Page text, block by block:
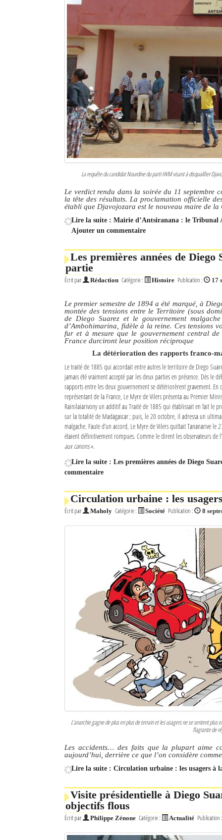
La requête du candidat Nourdine du parti HVM visant à disqualifier
Le verdict rendu dans la soirée du 11
la tête des résultats. La proclamation officielle
établi que Djavojozara est le nouveau maire de
Lire la suite : Mairie d’Antsiranana : le Tribunal
Ajouter un commentaire
Les premières années de Diego
partie
Écrit par Rédaction Catégorie : Histoire Publication : 17
Le premier semestre de 1894 a été marqué, à
montée des tensions entre le Territoire (sous
de Diego Suarez et le gouvernement
d’Ambohimarina, fidèle à la reine. Ces tensions
fur et à mesure que le gouvernement central
France durciront leur position réciproque
La détérioration des rapports franco-
Le traité de 1885 qui accordait entre autres le territoire de Diego
jamais été vraiment accepté par les deux parties en présence. Dès le
rapports entre les deux gouvernement se détériorèrent gravement.
représentant de la France, Le Myre de Vilers présenta au Premier
Rainilaiarivony un additif au Traité de 1885 qui établissait en fait le
sur la totalité de Madagascar ; puis, le 20 octobre, il adressa un
malgache. Faute d’un accord, Le Myre de Vilers quittait Tananarive le
étaient définitivement rompues. Comme le dirent les observateurs de
aux canons ».
Lire la suite : Les premières années de Diego
commentaire
Circulation urbaine : les
Écrit par Maholy Catégorie : Société Publication : 8
L’anarchie gagne de plus en plus de terrain et les usagers ne se sentent
flagrante de
Les accidents… des faits que la plupart aime
aujourd’hui, derrière ce que l’on considère
Lire la suite : Circulation urbaine : les usagers à
Visite présidentielle à Diego
objectifs flous
Écrit par Philippe Zénone Catégorie : Actualité